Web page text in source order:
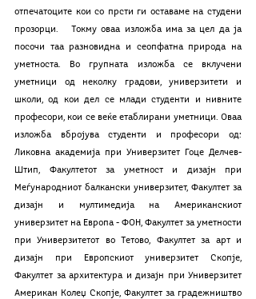
отпечатоците кои со прсти ги оставаме на студени
прозорци.   Токму оваа изложба има за цел да ја
посочи таа разновидна и сеопфатна природа на
уметноста. Во групната изложба се вклучени
уметници од неколку градови, универзитети и
школи, од кои дел се млади студенти и нивните
професори, кои се веќе етаблирани уметници. Оваа
изложба вбројува студенти и професори од:
Ликовна академија при Универзитет Гоце Делчев-
Штип, Факултетот за уметност и дизајн при
Меѓународниот балкански универзитет, Факултет за
дизајн и мултимедија на Американскиот
универзитет на Европа - ФОН, Факултет за уметности
при Универзитетот во Тетово, Факултет за арт и
дизајн при Европскиот универзитет Скопје,
Факултет за архитектура и дизајн при Универзитет
Американ Колеџ Скопје, Факултет за градежништво